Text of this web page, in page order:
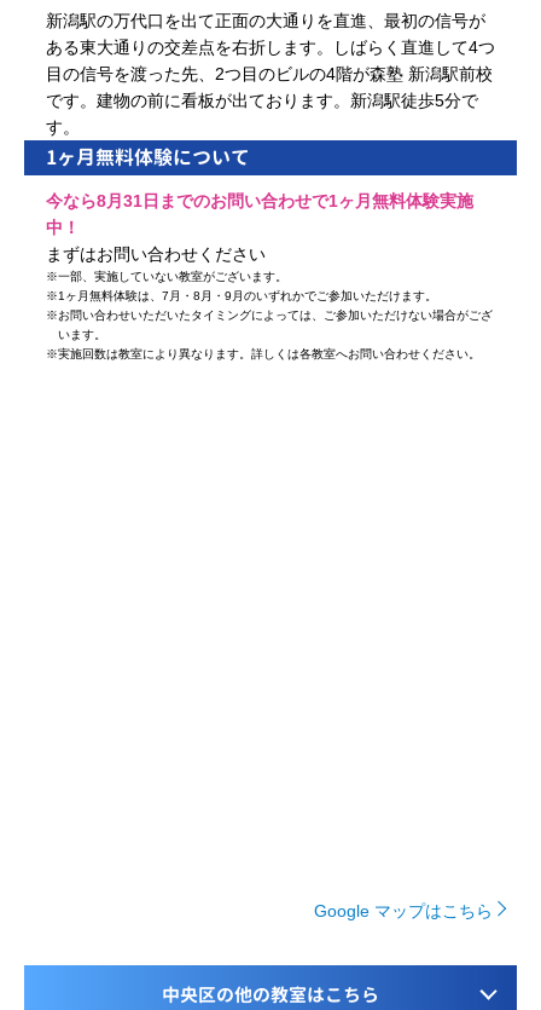
新潟駅の万代口を出て正面の大通りを直進、最初の信号が
ある東大通りの交差点を右折します。しばらく直進して4つ
目の信号を渡った先、2つ目のビルの4階が森塾 新潟駅前校
です。建物の前に看板が出ております。新潟駅徒歩5分で
す。
1ヶ月無料体験について
今なら8月31日までのお問い合わせで1ヶ月無料体験実施
中！
まずはお問い合わせください
※一部、実施していない教室がございます。
※1ヶ月無料体験は、7月・8月・9月のいずれかでご参加いただけます。
※お問い合わせいただいたタイミングによっては、ご参加いただけない場合がござ
います。
※実施回数は教室により異なります。詳しくは各教室へお問い合わせください。
Google マップはこちら
中央区の他の教室はこちら